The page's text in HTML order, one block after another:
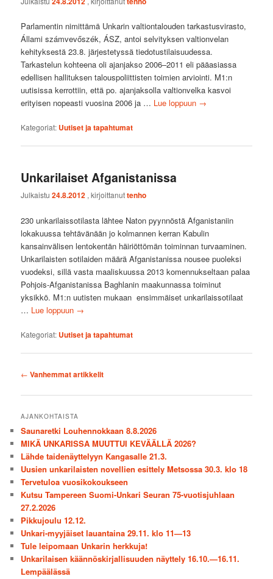
Parlamentin nimittämä Unkarin valtiontalouden tarkastusvirasto,
Állami számvevőszék, ÁSZ, antoi selvityksen valtionvelan
kehityksestä 23.8. järjestetyssä tiedotustilaisuudessa.
Tarkastelun kohteena oli ajanjakso 2006–2011 eli pääasiassa
edellisen hallituksen talouspoliittisten toimien arviointi. M1:n
uutisissa kerrottiin, että po. ajanjaksolla valtionvelka kasvoi
erityisen nopeasti vuosina 2006 ja … Lue loppuun →
Kategoriat: Uutiset ja tapahtumat
Unkarilaiset Afganistanissa
Julkaistu24.8.2012 , kirjoittanuttenho
230 unkarilaissotilasta lähtee Naton pyynnöstä Afganistaniin
lokakuussa tehtävänään jo kolmannen kerran Kabulin
kansainvälisen lentokentän häiriöttömän toiminnan turvaaminen.
Unkarilaisten sotilaiden määrä Afganistanissa nousee puoleksi
vuodeksi, sillä vasta maaliskuussa 2013 komennukseltaan palaa
Pohjois-Afganistanissa Baghlanin maakunnassa toiminut
yksikkö. M1:n uutisten mukaan ensimmäiset unkarilaissotilaat
… Lue loppuun →
Kategoriat: Uutiset ja tapahtumat
Artikkelien
← Vanhemmat artikkelit
AJANKOHTAISTA
Saunaretki Louhennokkaan 8.8.2026
MIKÄ UNKARISSA MUUTTUI KEVÄÄLLÄ 2026?
Lähde taidenäyttelyyn Kangasalle 21.3.
Uusien unkarilaisten novellien esittely Metsossa 30.3. klo 18
Tervetuloa vuosikokoukseen
Kutsu Tampereen Suomi-Unkari Seuran 75-vuotisjuhlaan
27.2.2026
Pikkujoulu 12.12.
Unkari-myyjäiset lauantaina 29.11. klo 11—13
Tule leipomaan Unkarin herkkuja!
Unkarilaisen käännöskirjallisuuden näyttely 16.10.—16.11.
Lempäälässä